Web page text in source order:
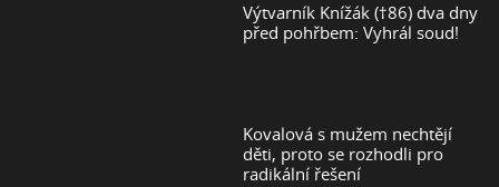
Výtvarník Knížák (†86) dva dny
před pohřbem: Vyhrál soud!
Kovalová s mužem nechtějí
děti, proto se rozhodli pro
radikální řešení